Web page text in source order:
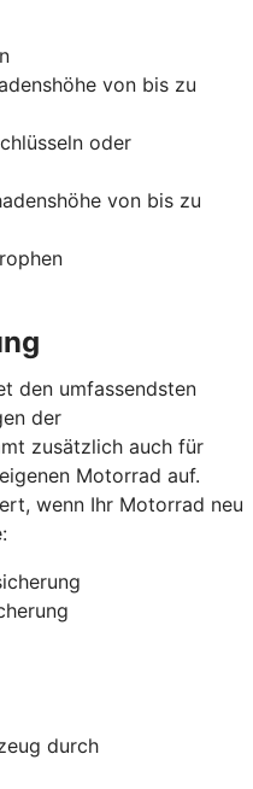
von bis zu
oder
von bis zu
den umfassendsten
der
zusätzlich auch für
Motorrad auf.
wenn Ihr Motorrad neu
durch